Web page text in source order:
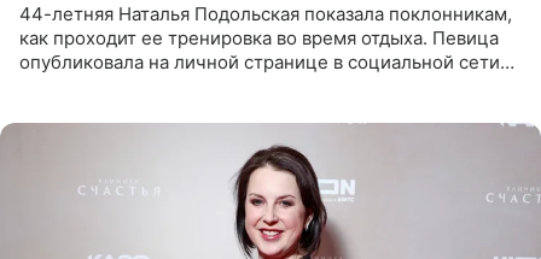
44-летняя Наталья Подольская показала поклонникам,
как проходит ее тренировка во время отдыха. Певица
опубликовала на личной странице в социальной сети